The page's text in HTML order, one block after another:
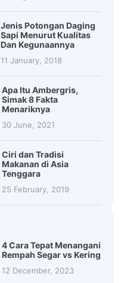
Jenis Potongan Daging
Sapi Menurut Kualitas
Dan Kegunaannya
11 January, 2018
Apa Itu Ambergris,
Simak 8 Fakta
Menariknya
30 June, 2021
Ciri dan Tradisi
Makanan di Asia
Tenggara
25 February, 2019
4 Cara Tepat Menangani
Rempah Segar vs Kering
12 December, 2023